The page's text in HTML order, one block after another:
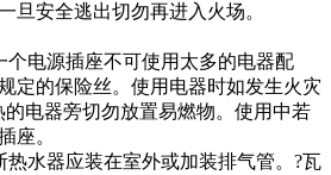
旦安全逃出切勿再进入火场。
电源插座不可使用太多的电器配
定的保险丝。使用电器时如发生火灾
的电器旁切勿放置易燃物。使用中若
座。
水器应装在室外或加装排气管。?瓦